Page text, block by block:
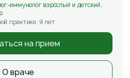
иммунолог взрослый и детский,
практики: 9 лет
на прием
О враче